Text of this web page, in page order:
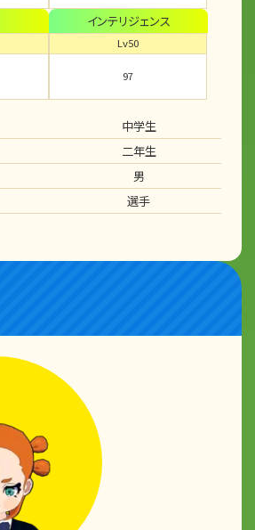
インテリジェンス
Lv50
97
中学生
二年生
男
選手